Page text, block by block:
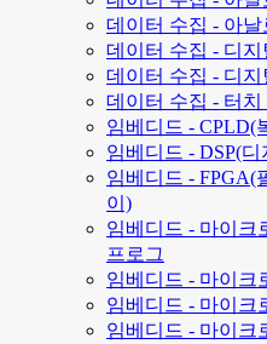
데이터 수집 - 아
데이터 수집 - 디지
데이터 수집 - 디
데이터 수집 - 터
임베디드 - CPLD(
임베디드 - DSP(
임베디드 - FPGA(
이)
임베디드 - 마이크
프로그
임베디드 - 마이크
임베디드 - 마이크
임베디드 - 마이크